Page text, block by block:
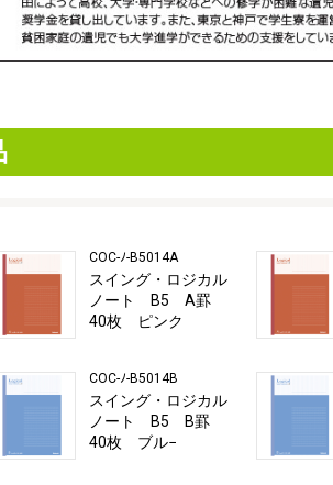
COC-ﾉ-B5014A
スイング・ロジカル
ノート B5 A罫
40枚 ピンク
COC-ﾉ-B5014B
スイング・ロジカル
ノート B5 B罫
40枚 ブル−